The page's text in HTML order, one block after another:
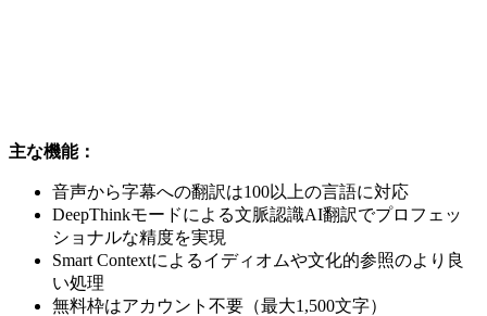
主な機能：
音声から字幕への翻訳は100以上の言語に対応
DeepThinkモードによる文脈認識AI翻訳でプロフェッ
ショナルな精度を実現
Smart Contextによるイディオムや文化的参照のより良
い処理
無料枠はアカウント不要（最大1,500文字）